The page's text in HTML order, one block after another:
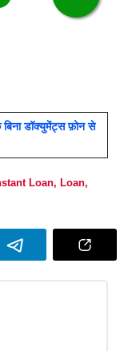
डॉक्युमेंट्स फ़ोन से
Loan, Loan,